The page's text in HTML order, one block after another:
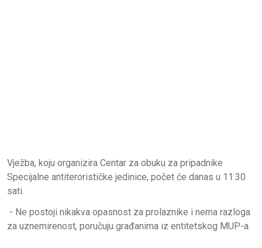
Vježba, koju organizira Centar za obuku za pripadnike
Specijalne antiterorističke jedinice, počet će danas u 11.30
sati.
- Ne postoji nikakva opasnost za prolaznike i nema razloga
za uznemirenost, poručuju građanima iz entitetskog MUP-a.